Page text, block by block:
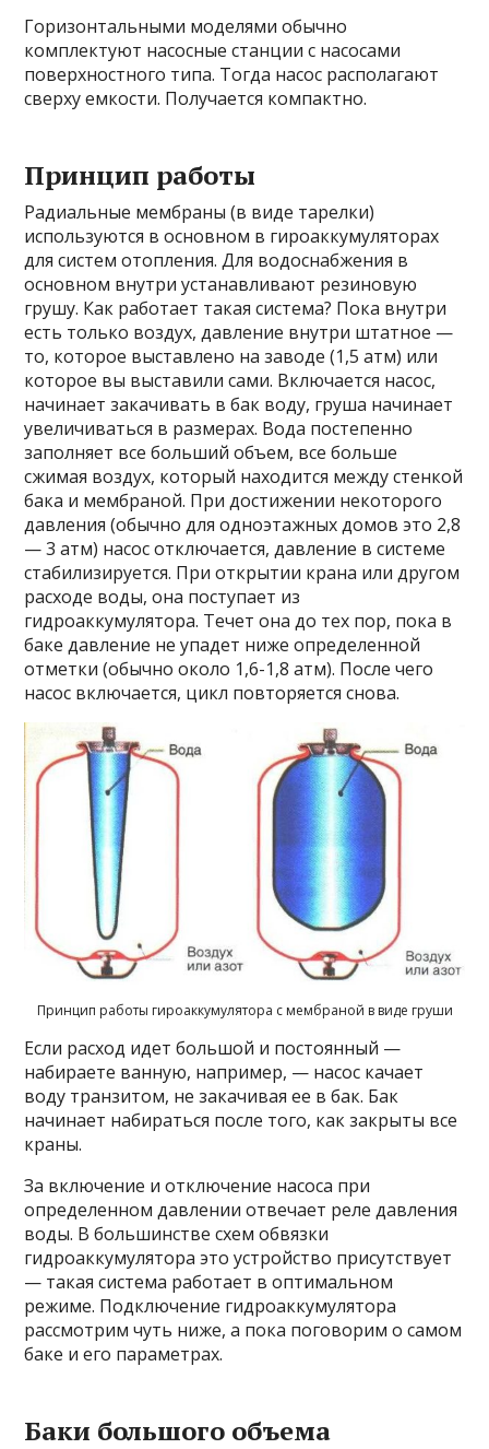
Горизонтальными моделями обычно
комплектуют насосные станции с насосами
поверхностного типа. Тогда насос располагают
сверху емкости. Получается компактно.
Принцип работы
Радиальные мембраны (в виде тарелки)
используются в основном в гироаккумуляторах
для систем отопления. Для водоснабжения в
основном внутри устанавливают резиновую
грушу. Как работает такая система? Пока внутри
есть только воздух, давление внутри штатное —
то, которое выставлено на заводе (1,5 атм) или
которое вы выставили сами. Включается насос,
начинает закачивать в бак воду, груша начинает
увеличиваться в размерах. Вода постепенно
заполняет все больший объем, все больше
сжимая воздух, который находится между стенкой
бака и мембраной. При достижении некоторого
давления (обычно для одноэтажных домов это 2,8
— 3 атм) насос отключается, давление в системе
стабилизируется. При открытии крана или другом
расходе воды, она поступает из
гидроаккумулятора. Течет она до тех пор, пока в
баке давление не упадет ниже определенной
отметки (обычно около 1,6-1,8 атм). После чего
насос включается, цикл повторяется снова.
Принцип работы гироаккумулятора с мембраной в виде груши
Если расход идет большой и постоянный —
набираете ванную, например, — насос качает
воду транзитом, не закачивая ее в бак. Бак
начинает набираться после того, как закрыты все
краны.
За включение и отключение насоса при
определенном давлении отвечает реле давления
воды. В большинстве схем обвязки
гидроаккумулятора это устройство присутствует
— такая система работает в оптимальном
режиме. Подключение гидроаккумулятора
рассмотрим чуть ниже, а пока поговорим о самом
баке и его параметрах.
Баки большого объема